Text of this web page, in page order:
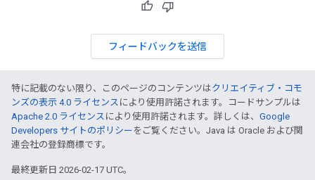
フィードバックを送信
特に記載のない限り、このページのコンテンツはクリエイティブ・コモ
ンズの表示 4.0 ライセンス により使用許諾されます。コードサンプルは
Apache 2.0 ライセンス により使用許諾されます。詳しくは、 Google
Developers サイトのポリシー をご覧ください。Java は Oracle および関
連会社の登録商標です。
最終更新日 2026-02-17 UTC。